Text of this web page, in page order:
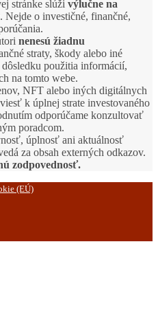
stránke slúži výlučne na
. Nejde o investičné, finančné,
nenesú žiadnu
straty, škody alebo iné
použitia informácií,
na tomto webe.
NFT alebo iných digitálnych
k úplnej strate investovaného
odporúčame konzultovať
poradcom.
úplnosť ani aktuálnosť
za obsah externých odkazov.
zodpovednosť.
(EÚ)